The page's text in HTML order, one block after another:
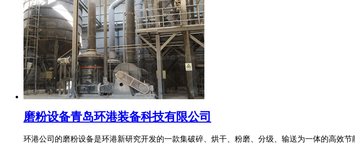
磨粉设备青岛环港装备科技有限公司
环港公司的磨粉设备是环港新研究开发的一款集破碎、烘干、粉磨、分级、输送为一体的高效